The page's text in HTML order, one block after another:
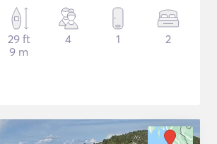
29 ft
9 m
4 1 2